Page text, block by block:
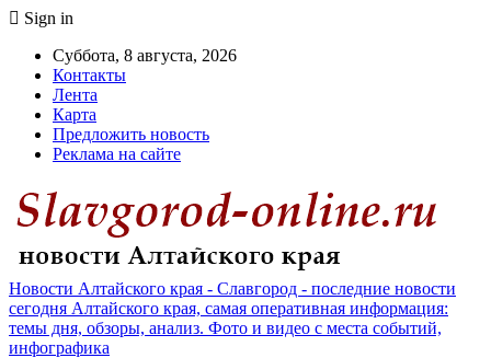
Sign in
Суббота, 8 августа, 2026
Контакты
Лента
Карта
Предложить новость
Реклама на сайте
Новости Алтайского края - Славгород - последние новости
сегодня Алтайского края, самая оперативная информация:
темы дня, обзоры, анализ. Фото и видео с места событий,
инфографика